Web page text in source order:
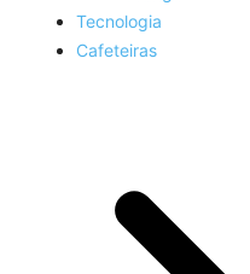
Tecnologia
Cafeteiras